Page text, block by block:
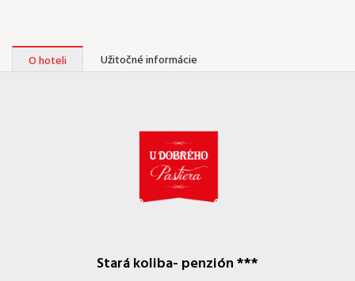
O hoteli Užitočné informácie
Stará koliba- penzión ***